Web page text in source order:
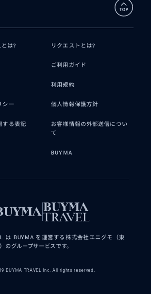
は? リクエストとは?
ご利用ガイド
利用規約
シー 個人情報保護方針
する表記
お客様情報の外部送信につい
て
BUYMA
は BUYMA を運営する株式会社エニグモ（東
のグループサービスです。
BUYMA TRAVEL Inc. All rights reserved.